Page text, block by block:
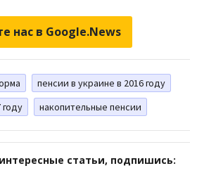
нас в Google.News
пенсии в украине в 2016 году
году
накопительные пенсии
статьи, подпишись: